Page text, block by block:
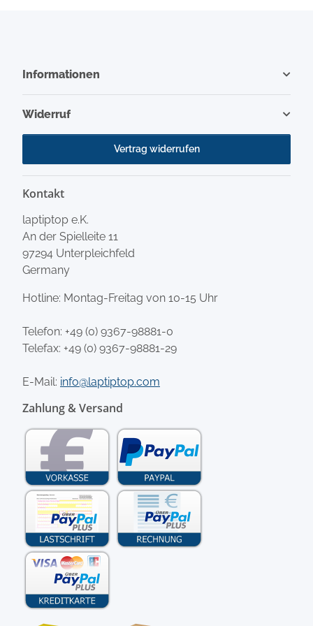
Informationen
Widerruf
Vertrag widerrufen
Kontakt
laptiptop e.K.
An der Spielleite 11
97294 Unterpleichfeld
Germany
Hotline: Montag-Freitag von 10-15 Uhr
Telefon: +49 (0) 9367-98881-0
Telefax: +49 (0) 9367-98881-29
E-Mail: info@laptiptop.com
Zahlung & Versand